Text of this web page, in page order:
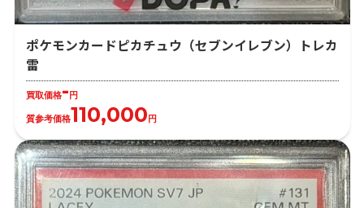
ポケモンカードピカチュウ（セブンイレブン）トレカ
雷
買取価格-円
質参考価格110,000円